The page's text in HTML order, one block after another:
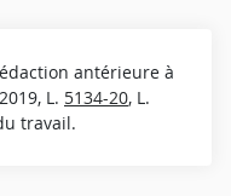
antérieure à
L. 5134-20, L.
travail.